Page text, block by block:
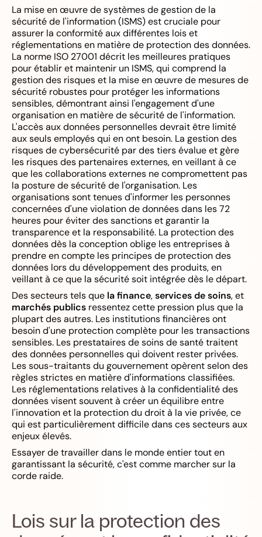
La mise en œuvre de systèmes de gestion de la
sécurité de l'information (ISMS) est cruciale pour
assurer la conformité aux différentes lois et
réglementations en matière de protection des données.
La norme ISO 27001 décrit les meilleures pratiques
pour établir et maintenir un ISMS, qui comprend la
gestion des risques et la mise en œuvre de mesures de
sécurité robustes pour protéger les informations
sensibles, démontrant ainsi l'engagement d'une
organisation en matière de sécurité de l'information.
L'accès aux données personnelles devrait être limité
aux seuls employés qui en ont besoin. La gestion des
risques de cybersécurité par des tiers évalue et gère
les risques des partenaires externes, en veillant à ce
que les collaborations externes ne compromettent pas
la posture de sécurité de l'organisation. Les
organisations sont tenues d'informer les personnes
concernées d'une violation de données dans les 72
heures pour éviter des sanctions et garantir la
transparence et la responsabilité. La protection des
données dès la conception oblige les entreprises à
prendre en compte les principes de protection des
données lors du développement des produits, en
veillant à ce que la sécurité soit intégrée dès le départ.
Des secteurs tels que la finance,services de soins, et
marchés publics ressentez cette pression plus que la
plupart des autres. Les institutions financières ont
besoin d'une protection complète pour les transactions
sensibles. Les prestataires de soins de santé traitent
des données personnelles qui doivent rester privées.
Les sous-traitants du gouvernement opèrent selon des
règles strictes en matière d'informations classifiées.
Les réglementations relatives à la confidentialité des
données visent souvent à créer un équilibre entre
l'innovation et la protection du droit à la vie privée, ce
qui est particulièrement difficile dans ces secteurs aux
enjeux élevés.
Essayer de travailler dans le monde entier tout en
garantissant la sécurité, c'est comme marcher sur la
corde raide.
Lois sur la protection des